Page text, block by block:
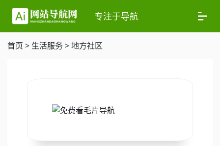
专注于导航
首页 > 生活服务>地方社区